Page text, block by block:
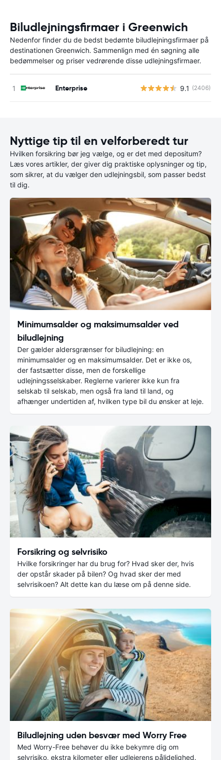
Biludlejningsfirmaer i Greenwich
Nedenfor finder du de bedst bedømte biludlejningsfirmaer på
destinationen Greenwich. Sammenlign med én søgning alle
bedømmelser og priser vedrørende disse udlejningsfirmaer.
Enterprise 9.1 (2406)
Nyttige tip til en velforberedt tur
Hvilken forsikring bør jeg vælge, og er det med depositum?
Læs vores artikler, der giver dig praktiske oplysninger og tip,
som sikrer, at du vælger den udlejningsbil, som passer bedst
til dig.
Minimumsalder og maksimumsalder ved
biludlejning
Der gælder aldersgrænser for biludlejning: en
minimumsalder og en maksimumsalder. Det er ikke os,
der fastsætter disse, men de forskellige
udlejningsselskaber. Reglerne varierer ikke kun fra
selskab til selskab, men også fra land til land, og
afhænger undertiden af, hvilken type bil du ønsker at leje.
Forsikring og selvrisiko
Hvilke forsikringer har du brug for? Hvad sker der, hvis
der opstår skader på bilen? Og hvad sker der med
selvrisikoen? Alt dette kan du læse om på denne side.
Biludlejning uden besvær med Worry Free
Med Worry-Free behøver du ikke bekymre dig om
selvrisiko, ekstra kilometer eller udlejerens pålidelighed.